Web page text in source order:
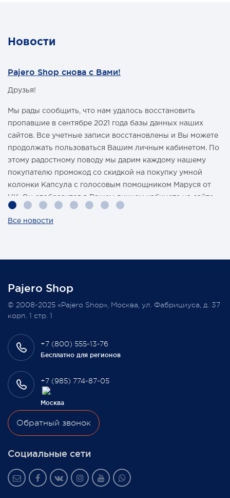
Новости
Pajero Shop снова с Вами!
Друзья!
Мы рады сообщить, что нам удалось восстановить
пропавшие в сентябре 2021 года базы данных наших
сайтов. Все учетные записи восстановлены и Вы можете
продолжать пользоваться Вашим личным кабинетом. По
этому радостному поводу мы дарим каждому нашему
покупателю промокод со скидкой на покупку умной
колонки Капсула с голосовым помощником Маруся от
VK. Он отобразится в Вашем личном кабинете на сайте
магазина Pajero Shop 14 февраля.
Всегда Ваш, Pajero Shop
3 февраля 2022
Все новости
Pajero Shop
+7 (800) 555-13-76
Бесплатно для регионов
+7 (985) 774-87-05
Москва
Обратный звонок
Социальные сети
© 2008-2025 «Pajero Shop», Москва, ул. Фабрициуса, д. 37
корп. 1 стр. 1